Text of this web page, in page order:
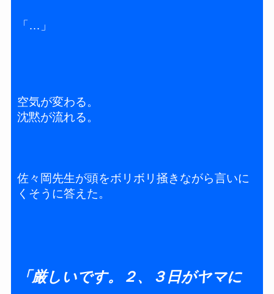
「…」
空気が変わる。
沈黙が流れる。
佐々岡先生が頭をボリボリ掻きながら言いに
くそうに答えた。
「厳しいです。２、３日がヤマに